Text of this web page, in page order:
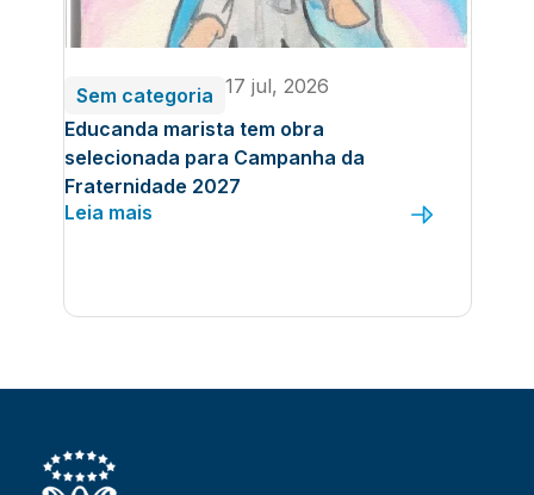
Sem categoria 17 jul, 2026
Educanda marista tem obra
selecionada para Campanha da
Fraternidade 2027
Leia mais